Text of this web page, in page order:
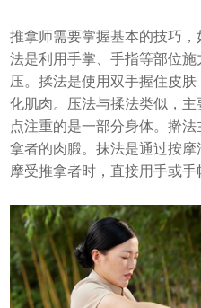
推拿师需要掌握基本的技巧
法是利用手掌、手指等部位
压。揉法是使用双手握住皮
化肌肉。压法与揉法类似，
点注重的是一部分身体。擀
拿者的肉腶。抹法是通过按
摩受推拿者时，直接用手或手